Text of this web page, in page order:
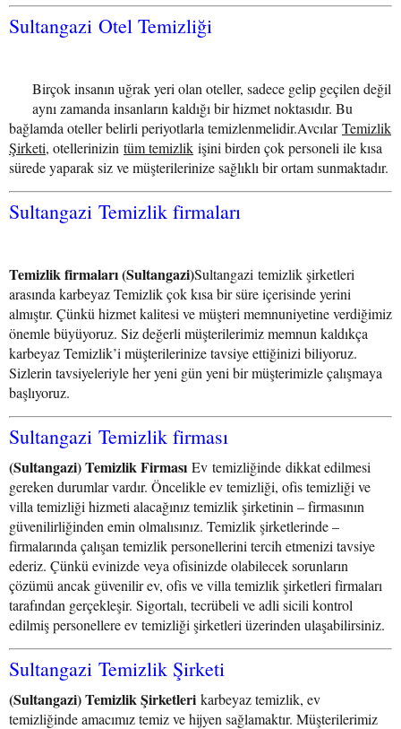
Sultangazi Otel Temizliği
Birçok insanın uğrak yeri olan oteller, sadece gelip geçilen değil
aynı zamanda insanların kaldığı bir hizmet noktasıdır. Bu
bağlamda oteller belirli periyotlarla temizlenmelidir.AvcılarTemizlik
Şirketi, otellerinizin tüm temizlik işini birden çok personeli ile kısa
sürede yaparak siz ve müşterilerinize sağlıklı bir ortam sunmaktadır.
Sultangazi Temizlik firmaları
Temizlik firmaları (Sultangazi)Sultangazi temizlik şirketleri
arasında karbeyaz Temizlik çok kısa bir süre içerisinde yerini
almıştır. Çünkü hizmet kalitesi ve müşteri memnuniyetine verdiğimiz
önemle büyüyoruz. Siz değerli müşterilerimiz memnun kaldıkça
karbeyaz Temizlik’i müşterilerinize tavsiye ettiğinizi biliyoruz.
Sizlerin tavsiyeleriyle her yeni gün yeni bir müşterimizle çalışmaya
başlıyoruz.
Sultangazi Temizlik firması
(Sultangazi) Temizlik Firması Ev temizliğinde dikkat edilmesi
gereken durumlar vardır. Öncelikle ev temizliği, ofis temizliği ve
villa temizliği hizmeti alacağınız temizlik şirketinin – firmasının
güvenilirliğinden emin olmalısınız. Temizlik şirketlerinde –
firmalarında çalışan temizlik personellerini tercih etmenizi tavsiye
ederiz. Çünkü evinizde veya ofisinizde olabilecek sorunların
çözümü ancak güvenilir ev, ofis ve villa temizlik şirketleri firmaları
tarafından gerçekleşir. Sigortalı, tecrübeli ve adli sicili kontrol
edilmiş personellere ev temizliği şirketleri üzerinden ulaşabilirsiniz.
Sultangazi Temizlik Şirketi
(Sultangazi) Temizlik Şirketleri karbeyaz temizlik, ev
temizliğinde amacımız temiz ve hijyen sağlamaktır. Müşterilerimiz